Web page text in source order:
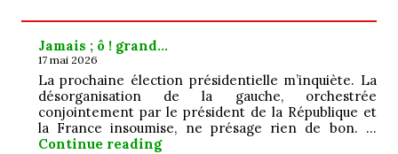
Jamais ; ô ! grand…
17 mai 2026
La prochaine élection présidentielle m’inquiète. La
désorganisation de la gauche, orchestrée
conjointement par le président de la République et
la France insoumise, ne présage rien de bon. …
Continue readingJamais ; ô ! grand…